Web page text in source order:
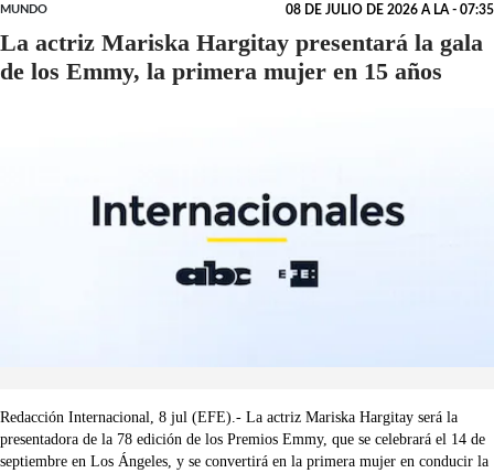
MUNDO 08 DE JULIO DE 2026 A LA - 07:35
La actriz Mariska Hargitay presentará la gala
de los Emmy, la primera mujer en 15 años
Redacción Internacional, 8 jul (EFE).- La actriz Mariska Hargitay será la
presentadora de la 78 edición de los Premios Emmy, que se celebrará el 14 de
septiembre en Los Ángeles, y se convertirá en la primera mujer en conducir la